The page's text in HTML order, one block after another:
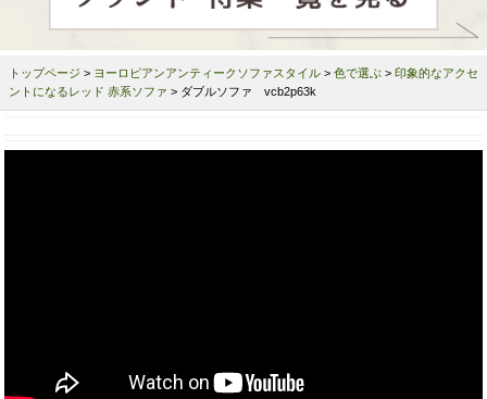
トップページ > ヨーロピアンアンティークソファスタイル > 色で選ぶ > 印象的なアクセ
ントになるレッド 赤系ソファ > ダブルソファ vcb2p63k